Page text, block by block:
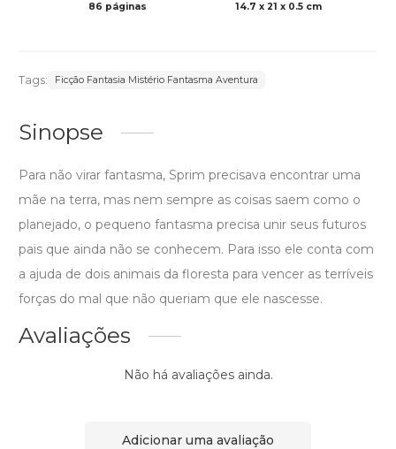
86 páginas 14.7 x 21 x 0.5 cm
Tags: Ficção Fantasia Mistério Fantasma Aventura
Sinopse
Para não virar fantasma, Sprim precisava encontrar uma
mãe na terra, mas nem sempre as coisas saem como o
planejado, o pequeno fantasma precisa unir seus futuros
pais que ainda não se conhecem. Para isso ele conta com
a ajuda de dois animais da floresta para vencer as terríveis
forças do mal que não queriam que ele nascesse.
Avaliações
Não há avaliações ainda.
Adicionar uma avaliação